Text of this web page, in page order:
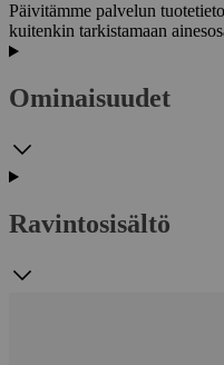
Päivitämme palvelun
kuitenkin tarkistamaan
Ominaisuudet
Ravintosisältö